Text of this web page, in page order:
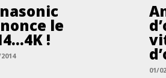
le
!
01/